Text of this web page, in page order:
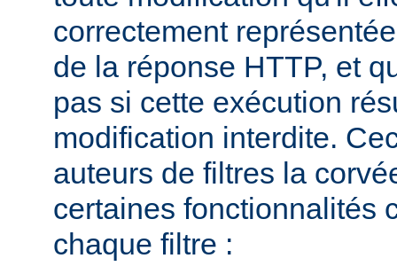
correctement
de la réponse HTTP, et
pas si cette exécution
modification interdite.
auteurs de filtres la
certaines fonctionnalités
chaque filtre :